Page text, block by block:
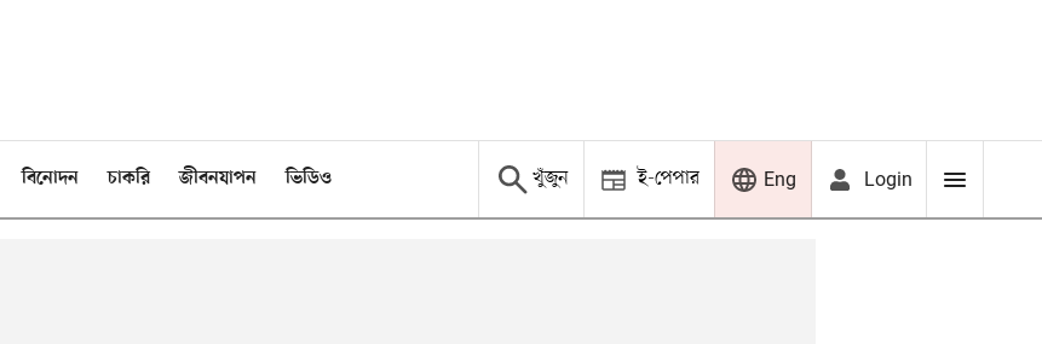
বিনোদন চাকরি জীবনযাপন ভিডিও খুঁজুন ই-পেপার Eng Login